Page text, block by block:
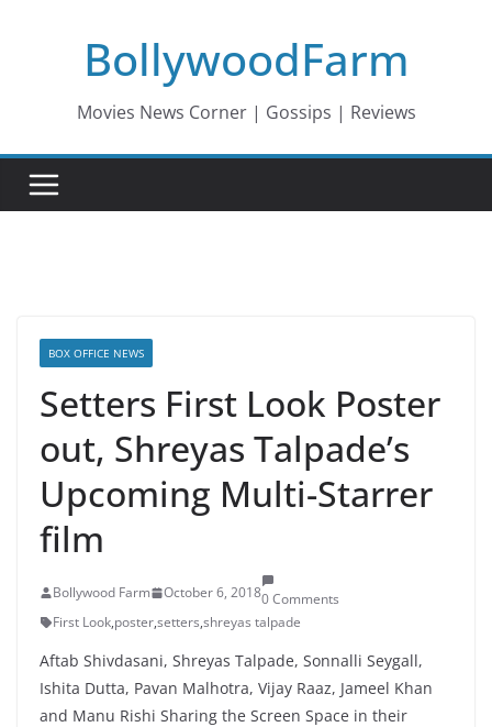
BollywoodFarm
Movies News Corner | Gossips | Reviews
BOX OFFICE NEWS
Setters First Look Poster
out, Shreyas Talpade’s
Upcoming Multi-Starrer
film
Bollywood Farm October 6, 20180 Comments
First Look,poster,setters,shreyas talpade
Aftab Shivdasani, Shreyas Talpade, Sonnalli Seygall,
Ishita Dutta, Pavan Malhotra, Vijay Raaz, Jameel Khan
and Manu Rishi Sharing the Screen Space in their